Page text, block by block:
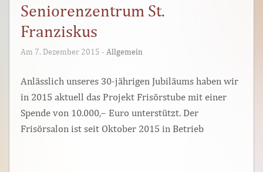
Seniorenzentrum St.
Franziskus
Am 7. Dezember 2015 - Allgemein
Anlässlich unseres 30-jährigen Jubiläums haben wir
in 2015 aktuell das Projekt Frisörstube mit einer
Spende von 10.000,– Euro unterstützt. Der
Frisörsalon ist seit Oktober 2015 in Betrieb